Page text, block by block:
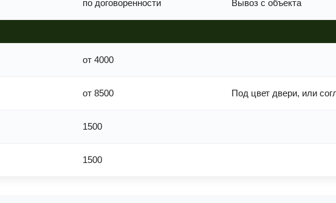
по договоренности Вывоз с объекта
от 4000
от 8500 Под цвет двери, или
1500
1500